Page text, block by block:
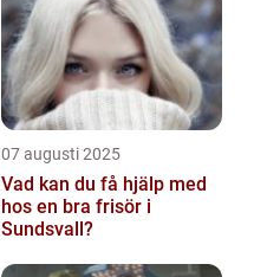
07 augusti 2025
Vad kan du få hjälp med
hos en bra frisör i
Sundsvall?